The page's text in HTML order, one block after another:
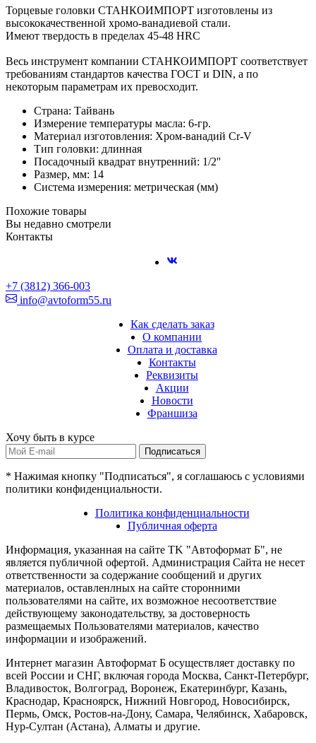
Торцевые головки СТАНКОИМПОРТ изготовлены из
высококачественной хромо-ванадиевой стали.
Имеют твердость в пределах 45-48 HRC
Весь инструмент компании СТАНКОИМПОРТ соответствует
требованиям стандартов качества ГОСТ и DIN, а по
некоторым параметрам их превосходит.
Страна: Тайвань
Измерение температуры масла: 6-гр.
Материал изготовления: Хром-ванадий Cr-V
Тип головки: длинная
Посадочный квадрат внутренний: 1/2''
Размер, мм: 14
Система измерения: метрическая (мм)
Похожие товары
Вы недавно смотрели
Контакты
+7 (3812) 366-003
info@avtoform55.ru
Как сделать заказ
О компании
Оплата и доставка
Контакты
Реквизиты
Акции
Новости
Франшиза
Хочу быть в курсе
Подписаться
* Нажимая кнопку "Подписаться", я соглашаюсь с условиями
политики конфиденциальности.
Политика конфиденциальности
Публичная оферта
Информация, указанная на сайте TK "Автоформат Б", не
является публичной офертой. Администрация Сайта не несет
ответственности за содержание сообщений и других
материалов, оставленлных на сайте сторонними
пользователями на сайте, их возможное несоответствие
действующему законодательству, за достоверность
размещаемых Пользователями материалов, качество
информации и изображений.
Интернет магазин Автоформат Б осуществляет доставку по
всей России и СНГ, включая города Москва, Санкт-Петербург,
Владивосток, Волгоград, Воронеж, Екатеринбург, Казань,
Краснодар, Красноярск, Нижний Новгород, Новосибирск,
Пермь, Омск, Ростов-на-Дону, Самара, Челябинск, Хабаровск,
Нур-Султан (Астана), Алматы и другие.